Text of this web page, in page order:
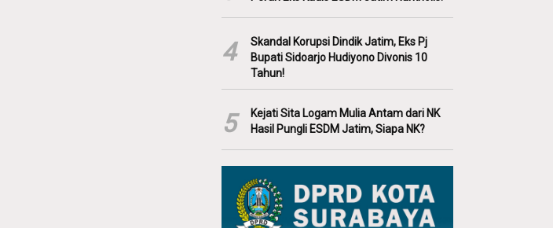
4
Skandal Korupsi Dindik Jatim, Eks Pj
Bupati Sidoarjo Hudiyono Divonis 10
Tahun!
5
Kejati Sita Logam Mulia Antam dari NK
Hasil Pungli ESDM Jatim, Siapa NK?